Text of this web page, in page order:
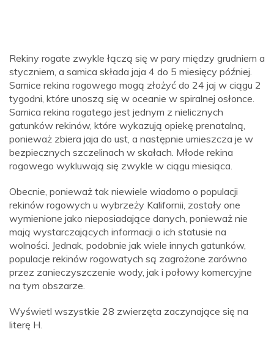
Rekiny rogate zwykle łączą się w pary między grudniem a
styczniem, a samica składa jaja 4 do 5 miesięcy później.
Samice rekina rogowego mogą złożyć do 24 jaj w ciągu 2
tygodni, które unoszą się w oceanie w spiralnej osłonce.
Samica rekina rogatego jest jednym z nielicznych
gatunków rekinów, które wykazują opiekę prenatalną,
ponieważ zbiera jaja do ust, a następnie umieszcza je w
bezpiecznych szczelinach w skałach. Młode rekina
rogowego wykluwają się zwykle w ciągu miesiąca.
Obecnie, ponieważ tak niewiele wiadomo o populacji
rekinów rogowych u wybrzeży Kalifornii, zostały one
wymienione jako nieposiadające danych, ponieważ nie
mają wystarczających informacji o ich statusie na
wolności. Jednak, podobnie jak wiele innych gatunków,
populacje rekinów rogowatych są zagrożone zarówno
przez zanieczyszczenie wody, jak i połowy komercyjne
na tym obszarze.
Wyświetl wszystkie 28 zwierzęta zaczynające się na
literę H.